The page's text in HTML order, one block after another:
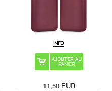
11,50EUR